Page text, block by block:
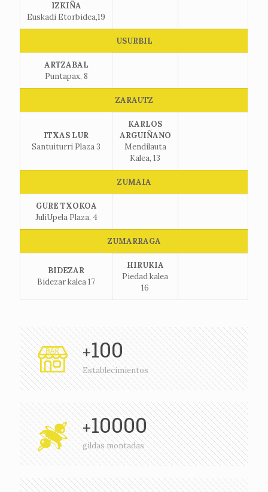
IZKIÑA
Euskadi Etorbidea,19
USURBIL
ARTZABAL
Puntapax, 8
ZARAUTZ
ITXAS LUR
Santuiturri Plaza 3
KARLOS
ARGUIÑANO
Mendilauta
Kalea, 13
ZUMAIA
GURE TXOKOA
JuliUpela Plaza, 4
ZUMARRAGA
BIDEZAR
Bidezar kalea 17
HIRUKIA
Piedad kalea
16
+100
Establecimientos
+10000
gildas montadas